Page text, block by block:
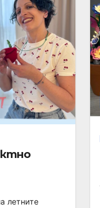
летните